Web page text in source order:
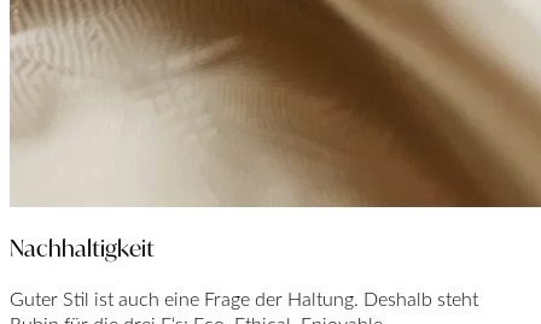
Nachhaltigkeit
Guter Stil ist auch eine Frage der Haltung. Deshalb steht